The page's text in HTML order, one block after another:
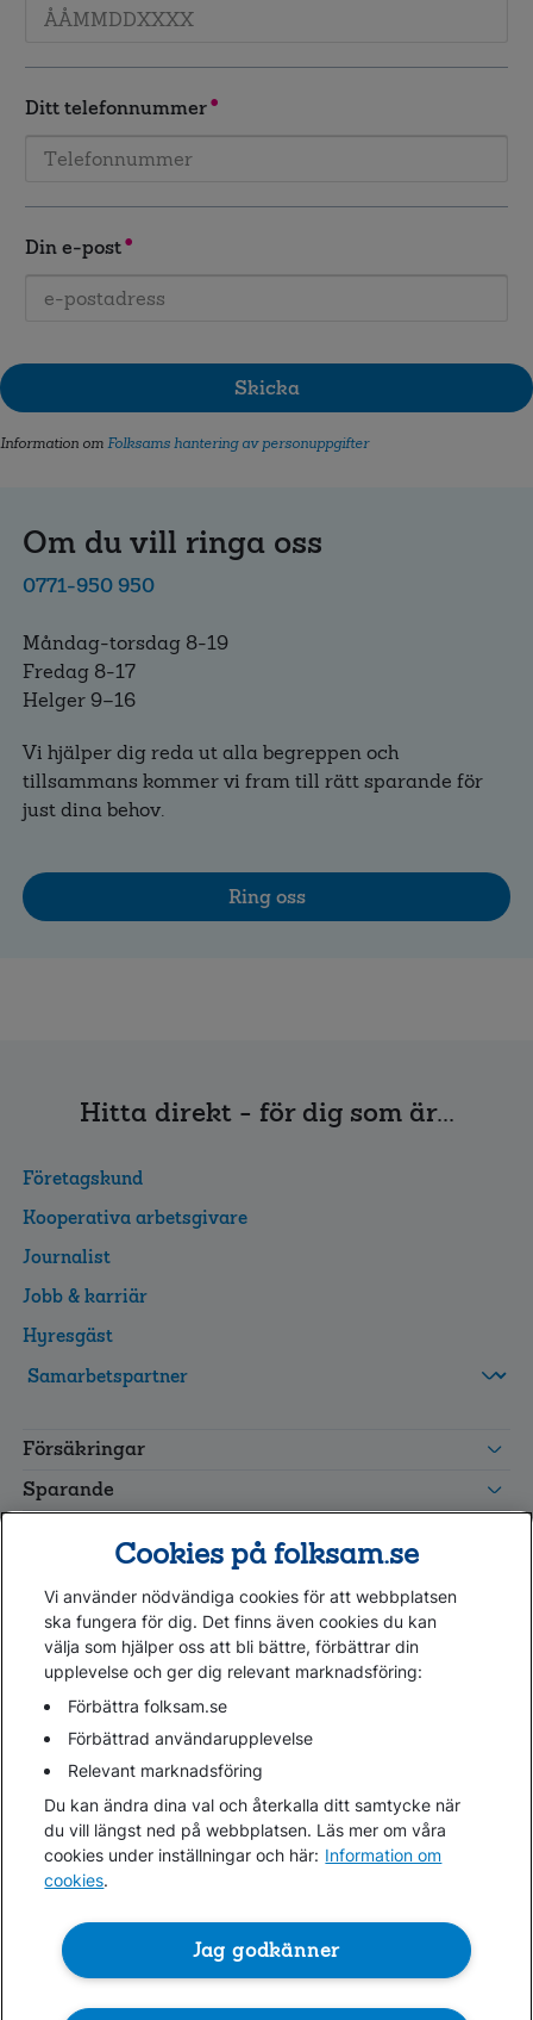
Ditt telefonnummer
Din e-post
Skicka
Information omFolksams hantering av personuppgifter
Om du vill ringa oss
0771-950 950
Måndag-torsdag 8-19
Fredag 8-17
Helger 9–16
Vi hjälper dig reda ut alla begreppen och
tillsammans kommer vi fram till rätt sparande för
just dina behov.
Ring oss
Hitta direkt - för dig som är...
Företagskund
Kooperativa arbetsgivare
Journalist
Jobb & karriär
Hyresgäst
grupp
Leverantörswebb
Försäkringar
Sparande
Kundservice
Hjälp
Webbkarta
Cookies
Hantera cookies
Personuppgifter GDPR
Tillgänglighetsredogörelse
Om penningtvättslagen
Lättläst
Cookies på folksam.se
Vi använder nödvändiga cookies för att webbplatsen
ska fungera för dig. Det finns även cookies du kan
välja som hjälper oss att bli bättre, förbättrar din
upplevelse och ger dig relevant marknadsföring:
Förbättra folksam.se
Förbättrad användarupplevelse
Relevant marknadsföring
Du kan ändra dina val och återkalla ditt samtycke när
du vill längst ned på webbplatsen. Läs mer om våra
cookies under inställningar och här: Information om
cookies.
Jag godkänner